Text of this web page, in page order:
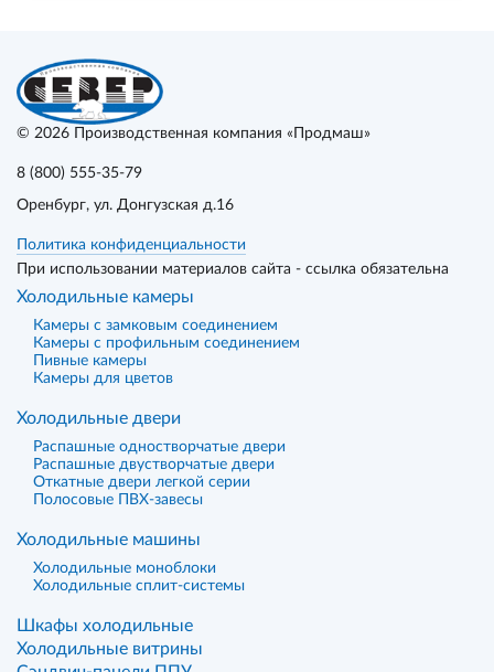
© 2026 Производственная компания «Продмаш»
8 (800) 555-35-79
Оренбург, ул. Донгузская д.16
Политика конфиденциальности
При использовании материалов сайта - ссылка обязательна
Холодильные камеры
Камеры с замковым соединением
Камеры с профильным соединением
Пивные камеры
Камеры для цветов
Холодильные двери
Распашные одностворчатые двери
Распашные двустворчатые двери
Откатные двери легкой серии
Полосовые ПВХ-завесы
Холодильные машины
Холодильные моноблоки
Холодильные сплит-системы
Шкафы холодильные
Холодильные витрины